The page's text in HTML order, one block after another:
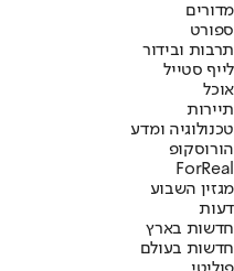
מדורים
ספורט
תרבות ובידור
לייף סטייל
אוכל
תיירות
טכנולוגיה ומדע
הורוסקופ
ForReal
מגזין השבוע
דעות
חדשות בארץ
חדשות בעולם